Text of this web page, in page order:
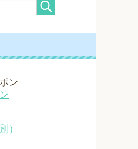
ン
）